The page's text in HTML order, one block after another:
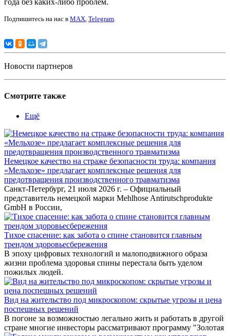
года без каких-либо проблем.
Подпишитесь на нас в MAX, Telegram.
Новости партнеров
Смотрите также
Ещё
Немецкое качество на страже безопасности труда: компания
«Мельхозе» предлагает комплексные решения для
предотвращения производственного травматизма
Санкт-Петербург, 21 июля 2026 г. – Официальный
представитель немецкой марки Mehlhose Antirutschprodukte
GmbH в России,
Тихое спасение: как забота о спине становится главным
трендом здоровьесбережения
В эпоху цифровых технологий и малоподвижного образа
жизни проблема здоровья спины перестала быть уделом
пожилых людей.
Вид на жительство под микроскопом: скрытые угрозы и цена
поспешных решений
В погоне за возможностью легально жить и работать в другой
стране многие инвесторы рассматривают программу "Золотая